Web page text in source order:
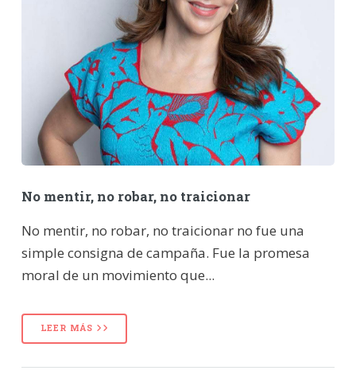
No mentir, no robar, no traicionar
No mentir, no robar, no traicionar no fue una
simple consigna de campaña. Fue la promesa
moral de un movimiento que...
LEER MÁS